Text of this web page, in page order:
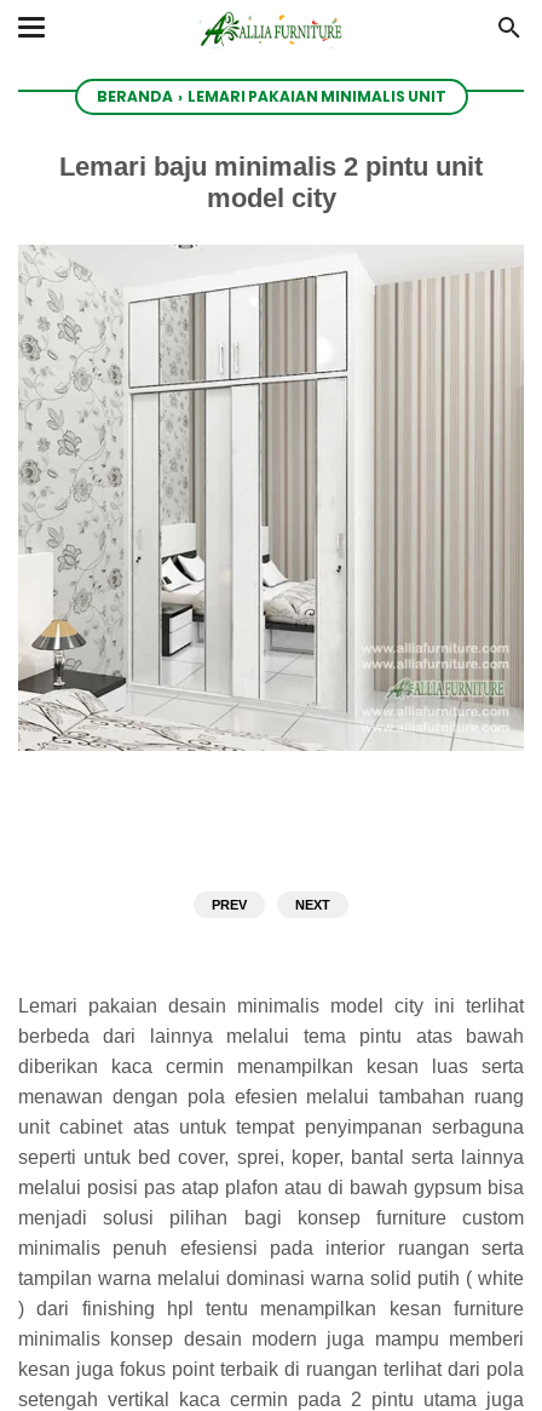
BERANDA › LEMARI PAKAIAN MINIMALIS UNIT
Lemari baju minimalis 2 pintu unit
model city
PREV NEXT
Lemari pakaian desain minimalis model city ini terlihat
berbeda dari lainnya melalui tema pintu atas bawah
diberikan kaca cermin menampilkan kesan luas serta
menawan dengan pola efesien melalui tambahan ruang
unit cabinet atas untuk tempat penyimpanan serbaguna
seperti untuk bed cover, sprei, koper, bantal serta lainnya
melalui posisi pas atap plafon atau di bawah gypsum bisa
menjadi solusi pilihan bagi konsep furniture custom
minimalis penuh efesiensi pada interior ruangan serta
tampilan warna melalui dominasi warna solid putih ( white
) dari finishing hpl tentu menampilkan kesan furniture
minimalis konsep desain modern juga mampu memberi
kesan juga fokus point terbaik di ruangan terlihat dari pola
setengah vertikal kaca cermin pada 2 pintu utama juga